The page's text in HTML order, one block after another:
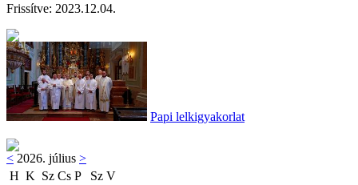
Frissítve: 2023.12.04.
Papi lelkigyakorlat
< 2026. július >
H K Sz Cs P Sz V